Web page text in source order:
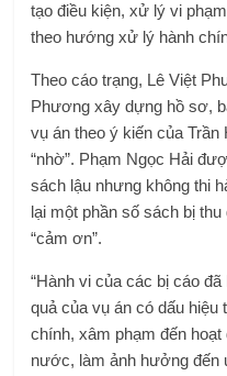
tạo điều kiện, xử lý vi
theo hướng xử lý hành
Theo cáo trạng, Lê Việt
Phương xây dựng hồ sơ,
vụ án theo ý kiến ​​của Trần
“nhờ”. Phạm Ngọc Hải
sách lậu nhưng không thi
lại một phần số sách bị
“cảm ơn”.
“Hành vi của các bị cáo
quả của vụ án có dấu
chính, xâm phạm đến
nước, làm ảnh hưởng đến